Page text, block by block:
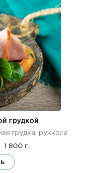
грудкой
грудка, руккола
1 800 г.